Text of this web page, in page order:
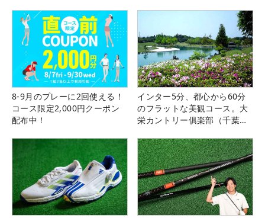
8-9月のプレーに2回使える！
コース限定2,000円クーポン
配布中！
インター5分、都心から60分
のフラットな美観コース。大
栄カントリー俱楽部（千葉